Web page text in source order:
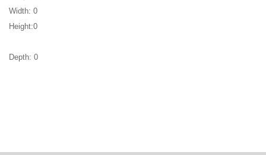
Width: 0
Height:0
Depth: 0